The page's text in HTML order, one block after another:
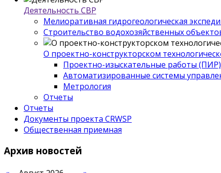
Деятельность СВР
Мелиоративная гидрогеологическая
Строительство водохозяйственных
О проектно-конструкторском
Проектно-изыскательные работы (ПИР)
Автоматизированные системы
Метрология
Отчеты
Отчеты
Документы проекта CRWSP
Общественная приемная
Архив новостей